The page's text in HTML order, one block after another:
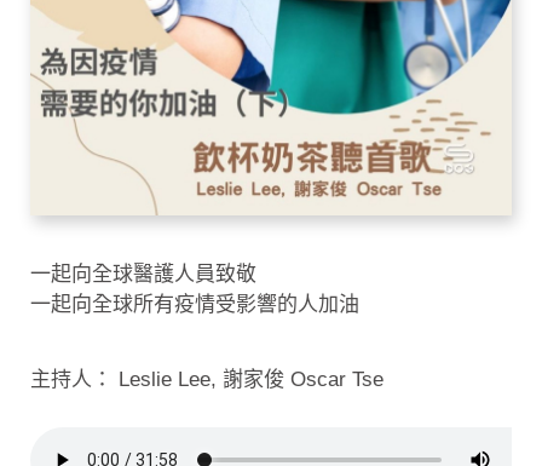
一起向全球醫護人員致敬
一起向全球所有疫情受影響的人加油
主持人： Leslie Lee, 謝家俊 Oscar Tse